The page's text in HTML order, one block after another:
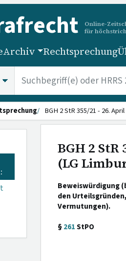
Online-
für
Archiv Rechtsprechung
BGH 2 StR 355/21 - 26.
BGH 2
(LG
Beweiswürdigung
den
Vermutungen).
§261StPO